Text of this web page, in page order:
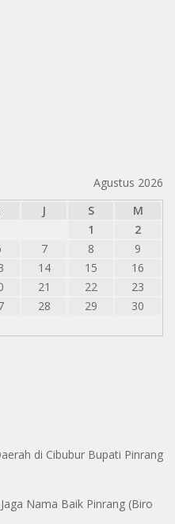
Agustus 2026
J S
M
1
2
7 8
9
14 15
16
21 22
23
28 29
30
di Cibubur Bupati Pinrang
Nama Baik Pinrang (Biro